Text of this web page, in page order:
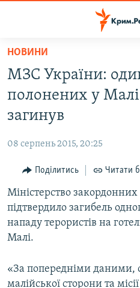
Перейти
основного
матеріалу
до
основної
навігації
Перейти
пошуку
ВОДА.КРИМ
БЛОГИ
ПОГЛЯД
ІНТЕРВ'Ю
ВСЕ ЗА ДЕНЬ
СПЕЦПРОЕКТИ
ВІДЕОУРОКИ «ELIFBE»
НОВИНИ
МЗС України:
полонених у Малі
загинув
08 серпень 2015, 20:25
Поділитись Читати
Міністерство
підтвердило загибель
нападу терористів на
Малі.
«За попередніми даними,
малійської сторони та